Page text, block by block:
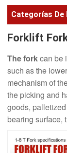
Categorías
Forklift
The forkcan be
such as the
mechanism of
the picking and
goods,
bearing surface,